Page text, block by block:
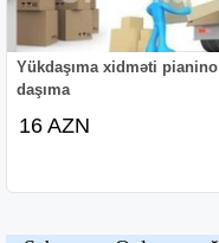
Yükdaşıma xidməti pianino
daşıma
16 AZN